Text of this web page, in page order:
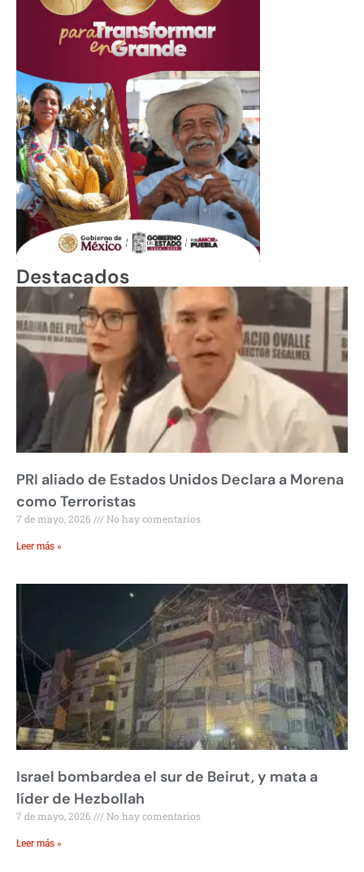
Destacados
PRI aliado de Estados Unidos Declara a Morena
como Terroristas
7 de mayo, 2026 No hay comentarios
Leer más »
Israel bombardea el sur de Beirut, y mata a
líder de Hezbollah
7 de mayo, 2026 No hay comentarios
Leer más »